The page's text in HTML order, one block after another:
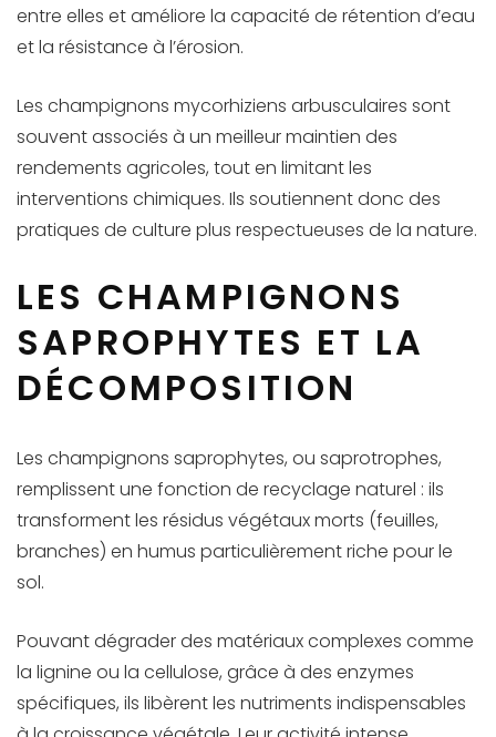
entre elles et améliore la capacité de rétention d’eau
et la résistance à l’érosion.
Les champignons mycorhiziens arbusculaires sont
souvent associés à un meilleur maintien des
rendements agricoles, tout en limitant les
interventions chimiques. Ils soutiennent donc des
pratiques de culture plus respectueuses de la nature.
LES CHAMPIGNONS
SAPROPHYTES ET LA
DÉCOMPOSITION
Les champignons saprophytes, ou saprotrophes,
remplissent une fonction de recyclage naturel : ils
transforment les résidus végétaux morts (feuilles,
branches) en humus particulièrement riche pour le
sol.
Pouvant dégrader des matériaux complexes comme
la lignine ou la cellulose, grâce à des enzymes
spécifiques, ils libèrent les nutriments indispensables